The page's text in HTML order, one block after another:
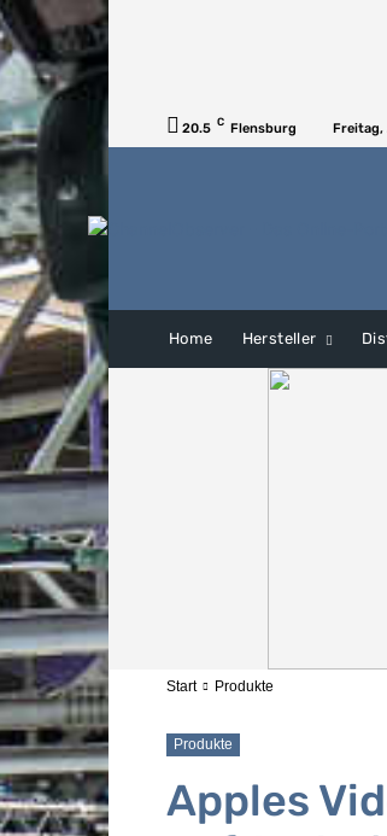
20.5 C Flensburg Freitag,
Home Hersteller
Start Produkte
Produkte
Apples